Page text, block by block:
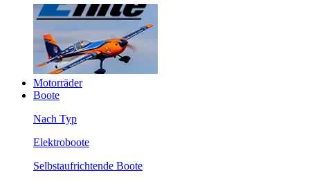
Motorräder
Boote
Nach Typ
Elektroboote
Selbstaufrichtende Boote